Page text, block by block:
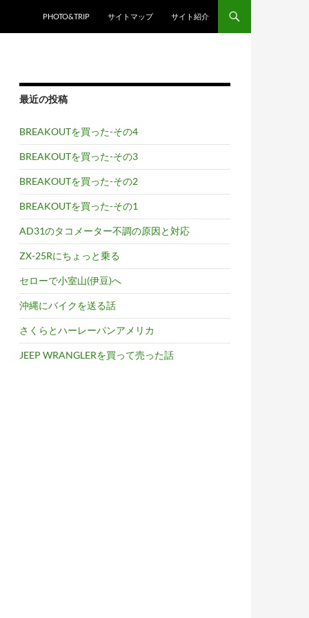
PHOTO&TRIP サイトマップ サイト紹介
最近の投稿
BREAKOUTを買った-その4
BREAKOUTを買った-その3
BREAKOUTを買った-その2
BREAKOUTを買った-その1
AD31のタコメーター不調の原因と対応
ZX-25Rにちょっと乗る
セローで小室山(伊豆)へ
沖縄にバイクを送る話
さくらとハーレーパンアメリカ
JEEP WRANGLERを買って売った話